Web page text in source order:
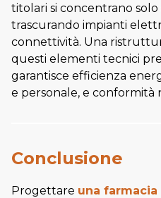
titolari si concentrano solo
trascurando impianti
connettività. Una
questi elementi tecnici
garantisce efficienza
e personale, e conformità
Conclusione
Progettare una farmacia